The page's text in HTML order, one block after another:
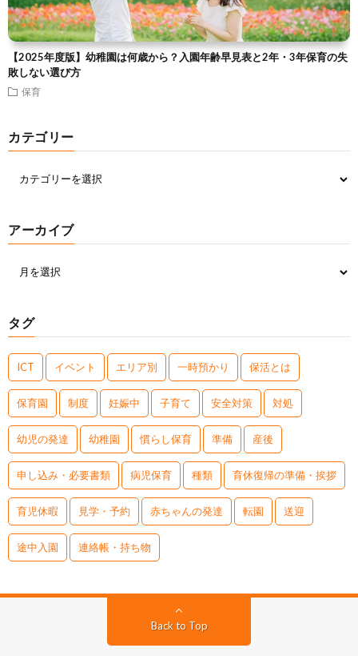
【2025年度版】幼稚園は何歳から？入園年齢早見表と2年・3年保育の失
敗しない選び方
保育
カテゴリー
アーカイブ
タグ
ICT イベント エリア別 一時預かり 保活とは
保育園 制度 妊娠中 子育て 安全対策 対処
幼児の発達 幼稚園 慣らし保育 準備 産後
申し込み・必要書類 病児保育 種類 育休復帰の準備・挨拶
育児休暇 見学・予約 赤ちゃんの発達 転園 送迎
途中入園 連絡帳・持ち物
Back to Top